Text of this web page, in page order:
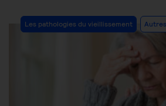
Post
Category:
Les pathologies du vieillissement